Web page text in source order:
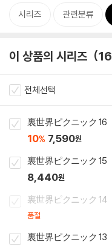
시리즈 관련분류
이 상품의 시리즈 16
전체선택
裏世界ピクニック 16
10% 7,590원
裏世界ピクニック 15
8,440원
裏世界ピクニック 14
품절
裏世界ピクニック 13